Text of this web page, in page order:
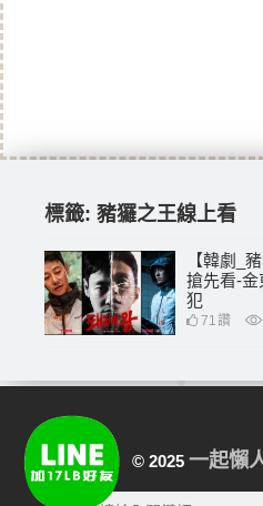
標籤: 豬玀之王線上看
【韓劇_
搶先看-金
犯
71 讚
© 2025 一起懶